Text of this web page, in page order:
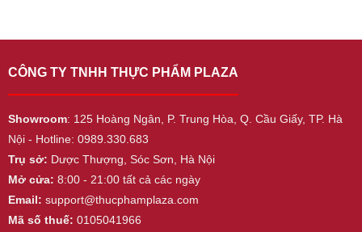
CÔNG TY TNHH THỰC PHẨM PLAZA
Showroom: 125 Hoàng Ngân, P. Trung Hòa, Q. Cầu Giấy, TP. Hà
Nội - Hotline: 0989.330.683
Trụ sở: Dược Thượng, Sóc Sơn, Hà Nội
Mở cửa: 8:00 - 21:00 tất cả các ngày
Email: support@thucphamplaza.com
Mã số thuế: 0105041966